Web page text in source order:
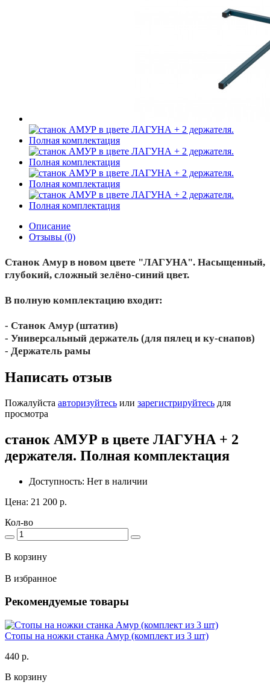
Описание
Отзывы (0)
Станок Амур в новом цвете "ЛАГУНА". Насыщенный,
глубокий, сложный зелёно-синий цвет.
В полную комплектацию входит:
- Станок Амур (штатив)
- Универсальный держатель (для пялец и ку-снапов)
- Держатель рамы
Написать отзыв
Пожалуйста авторизуйтесь или зарегистрируйтесь для
просмотра
станок АМУР в цвете ЛАГУНА + 2
держателя. Полная комплектация
Доступность: Нет в наличии
Цена: 21 200 р.
Кол-во
В корзину
В избранное
Рекомендуемые товары
Стопы на ножки станка Амур (комплект из 3 шт)
440 р.
В корзину